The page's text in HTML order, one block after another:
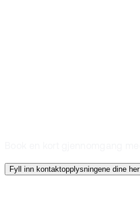
Fyll inn kontaktopplysningene dine her